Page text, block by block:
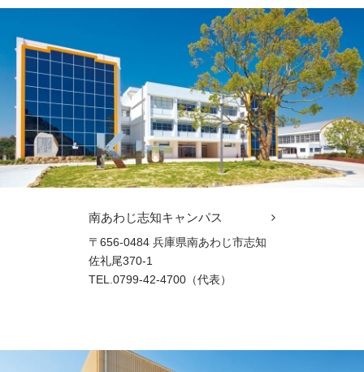
南あわじ志知キャンパス
〒656-0484 兵庫県南あわじ市志知
佐礼尾370-1
TEL.0799-42-4700（代表）